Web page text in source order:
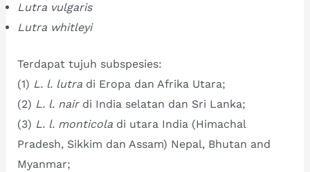
Lutra vulgaris
Lutra whitleyi
Terdapat tujuh subspesies:
(1) L. l. lutradi Eropa dan Afrika Utara;
(2) L. l. nairdi India selatan dan Sri Lanka;
(3) L. l. monticoladi utara India (Himachal
Pradesh, Sikkim dan Assam) Nepal, Bhutan and
Myanmar;